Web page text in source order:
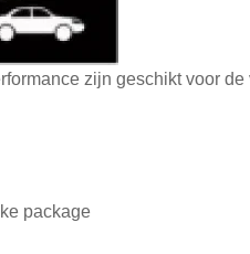
zijn geschikt voor de
package